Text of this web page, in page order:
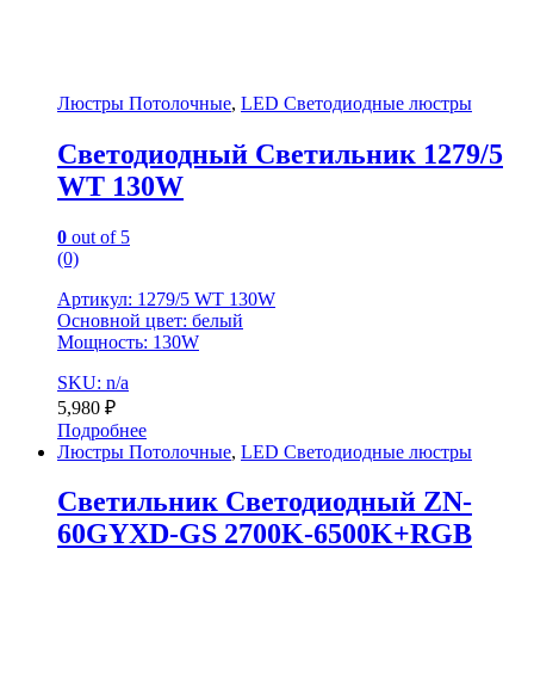
Люстры Потолочные, LED Светодиодные люстры
Светодиодный Светильник 1279/5
WT 130W
0 out of 5
(0)
Артикул: 1279/5 WT 130W
Основной цвет: белый
Мощность: 130W
SKU: n/a
5,980 ₽
Подробнее
Люстры Потолочные, LED Светодиодные люстры
Светильник Светодиодный ZN-
60GYXD-GS 2700K-6500K+RGB